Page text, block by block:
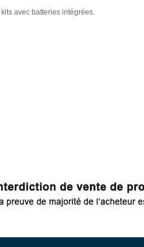
avec batteries intégrées.